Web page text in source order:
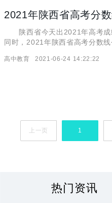
2021年陕西省高考分
陕西省今天出2021年高考成
同时，2021年陕西省高考分数
本专录取分数线。 2021年陕
高中教育 2021-06-24 14:22:22
上一页 1
热门资讯